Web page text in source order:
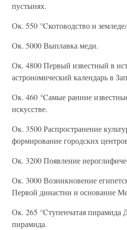
пустынях.
Ок. 550 °Cкотоводство и
Ок. 5000 Выплавка меди.
Ок. 4800 Первый известный в
астрономический календарь в
Ок. 460 °Cамые ранние
искусстве.
Ок. 3500 Распространение
формирование городских
Ок. 3200 Появление
Ок. 3000 Возникновение
Первой династии и основание
Ок. 265 °Cтупенчатая пирамида
пирамида.